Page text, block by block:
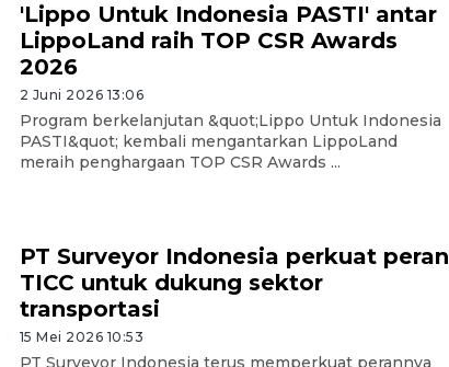
'Lippo Untuk Indonesia PASTI' antar
LippoLand raih TOP CSR Awards
2026
2 Juni 2026 13:06
Program berkelanjutan &quot;Lippo Untuk Indonesia
PASTI&quot; kembali mengantarkan LippoLand
meraih penghargaan TOP CSR Awards ...
PT Surveyor Indonesia perkuat peran
TICC untuk dukung sektor
transportasi
15 Mei 2026 10:53
PT Surveyor Indonesia terus memperkuat perannya